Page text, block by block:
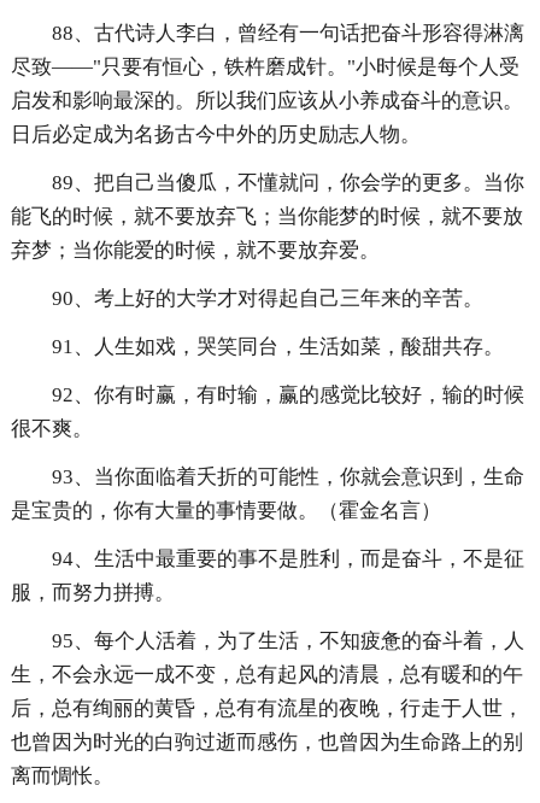
88、古代诗人李白，曾经有一句话把奋斗形容得淋漓
尽致——"只要有恒心，铁杵磨成针。"小时候是每个人受
启发和影响最深的。所以我们应该从小养成奋斗的意识。
日后必定成为名扬古今中外的历史励志人物。
89、把自己当傻瓜，不懂就问，你会学的更多。当你
能飞的时候，就不要放弃飞；当你能梦的时候，就不要放
弃梦；当你能爱的时候，就不要放弃爱。
90、考上好的大学才对得起自己三年来的辛苦。
91、人生如戏，哭笑同台，生活如菜，酸甜共存。
92、你有时赢，有时输，赢的感觉比较好，输的时候
很不爽。
93、当你面临着夭折的可能性，你就会意识到，生命
是宝贵的，你有大量的事情要做。（霍金名言）
94、生活中最重要的事不是胜利，而是奋斗，不是征
服，而努力拼搏。
95、每个人活着，为了生活，不知疲惫的奋斗着，人
生，不会永远一成不变，总有起风的清晨，总有暖和的午
后，总有绚丽的黄昏，总有有流星的夜晚，行走于人世，
也曾因为时光的白驹过逝而感伤，也曾因为生命路上的别
离而惆怅。